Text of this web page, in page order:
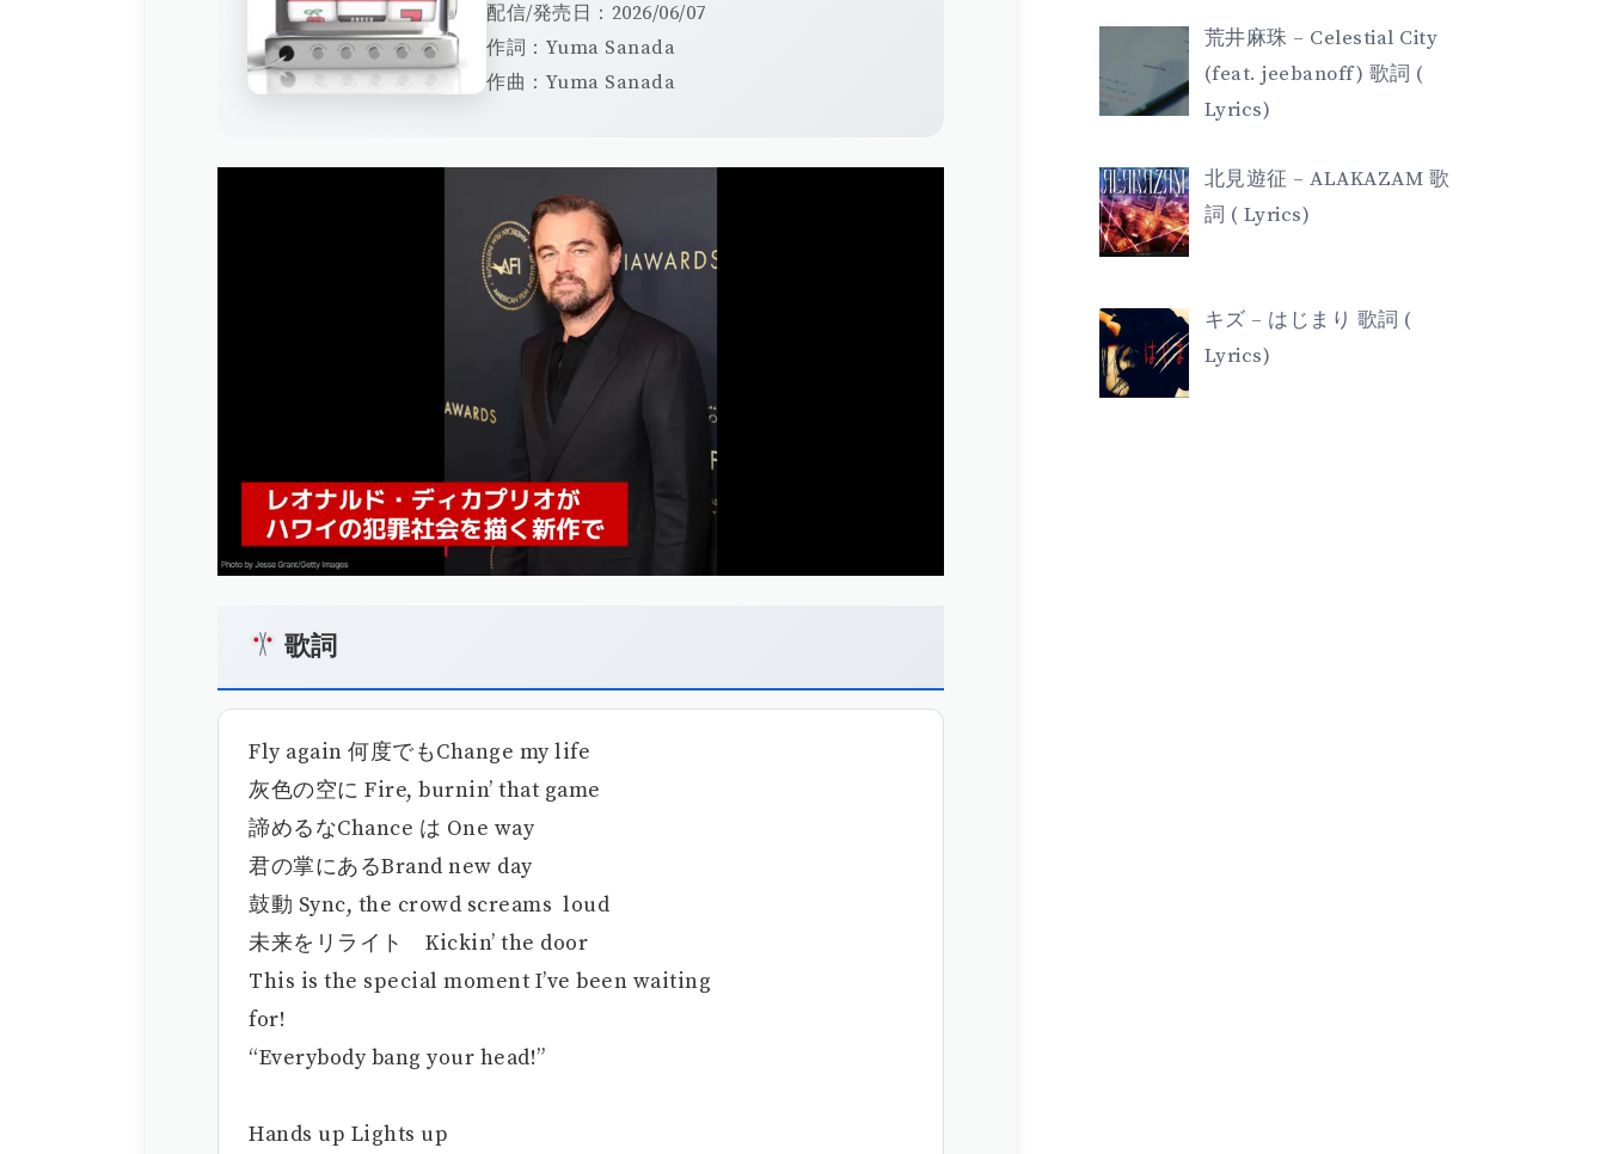
配信/発売日：2026/06/07
作詞：Yuma Sanada
作曲：Yuma Sanada
歌詞
Fly again 何度でもChange my life
灰色の空に Fire, burnin’ that game
諦めるなChance は One way
君の掌にあるBrand new day
鼓動 Sync, the crowd screams loud
未来をリライト Kickin’ the door
This is the special moment I’ve been waiting
for!
“Everybody bang your head!”
Hands up Lights up
荒井麻珠 – Celestial City
(feat. jeebanoff) 歌詞 (
Lyrics)
北見遊征 – ALAKAZAM 歌
詞 ( Lyrics)
キズ – はじまり 歌詞 (
Lyrics)